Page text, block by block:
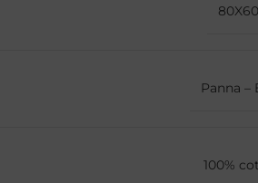
Panna –
100%